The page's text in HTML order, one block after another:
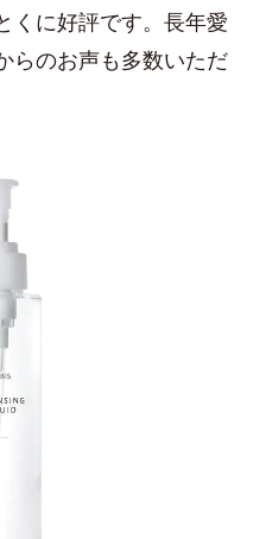
くに好評です。長年愛
らのお声も多数いただ